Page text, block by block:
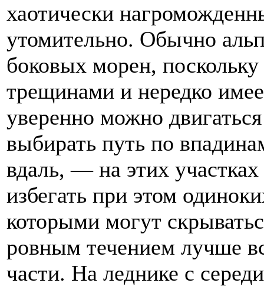
хаотически
утомительно. Обычно
боковых морен,
трещинами и нередко
уверенно можно
выбирать путь по
вдаль, — на этих
избегать при этом
которыми могут
ровным течением лучше
части. На леднике с